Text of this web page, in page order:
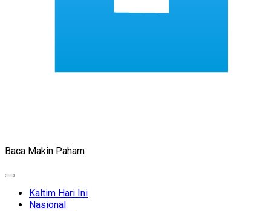
Baca Makin Paham
Expand
Kaltim Hari Ini
Nasional